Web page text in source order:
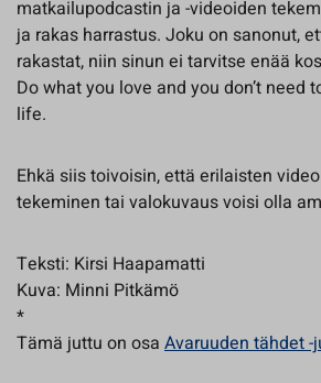
matkailupodcastin ja -videoiden
ja rakas harrastus. Joku on sanonut,
rakastat, niin sinun ei tarvitse enää
Do what you love and you don’t need
life.
Ehkä siis toivoisin, että erilaisten
tekeminen tai valokuvaus voisi olla
Teksti: Kirsi Haapamatti
Kuva: Minni Pitkämö
*
Tämä juttu on osa Avaruuden tähdet -